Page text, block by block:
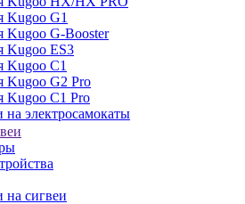
Kugoo G1
Kugoo G-Booster
Kugoo ES3
Kugoo C1
Kugoo G2 Pro
Kugoo C1 Pro
на электросамокаты
на сигвеи